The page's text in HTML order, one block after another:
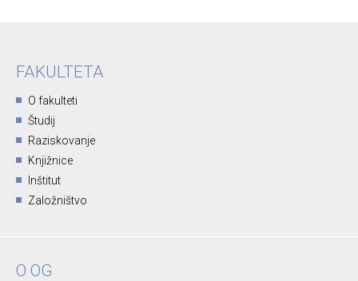
FAKULTETA
O fakulteti
Študij
Raziskovanje
Knjižnice
Inštitut
Založništvo
O OG